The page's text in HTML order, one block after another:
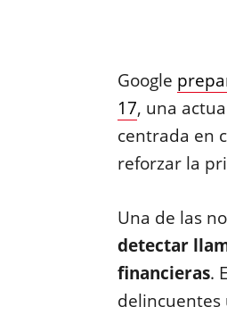
Google
17, una
centrada en
reforzar la
Una de las
detectar
financieras.
delincuentes